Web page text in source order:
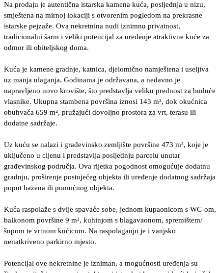
Na prodaju je autentična istarska kamena kuća, posljednja u nizu,
smještena na mirnoj lokaciji s otvorenim pogledom na prekrasne
istarske pejzaže. Ova nekretnina nudi iznimnu privatnost,
tradicionalni šarm i veliki potencijal za uređenje atraktivne kuće za
odmor ili obiteljskog doma.
Kuća je kamene gradnje, katnica, djelomično namještena i useljiva
uz manja ulaganja. Godinama je održavana, a nedavno je
napravljeno novo krovište, što predstavlja veliku prednost za buduće
vlasnike. Ukupna stambena površina iznosi 143 m², dok okućnica
obuhvaća 659 m², pružajući dovoljno prostora za vrt, terasu ili
dodatne sadržaje.
Uz kuću se nalazi i građevinsko zemljište površine 473 m², koje je
uključeno u cijenu i predstavlja posljednju parcelu unutar
građevinskog područja. Ova rijetka pogodnost omogućuje dodatnu
gradnju, proširenje postojećeg objekta ili uređenje dodatnog sadržaja
poput bazena ili pomoćnog objekta.
Kuća raspolaže s dvije spavaće sobe, jednom kupaonicom s WC-om,
balkonom površine 9 m², kuhinjom s blagavaonom, spremištem/
šupom te vrtnom kućicom. Na raspolaganju je i vanjsko
nenatkriveno parkirno mjesto.
Potencijal ove nekretnine je izniman, a mogućnosti uređenja su